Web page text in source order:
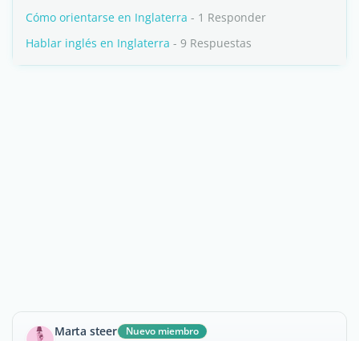
Cómo orientarse en Inglaterra - 1 Responder
Hablar inglés en Inglaterra - 9 Respuestas
Marta steer Nuevo miembro